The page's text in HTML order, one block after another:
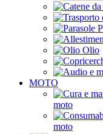
Olio
MOTO
moto
moto